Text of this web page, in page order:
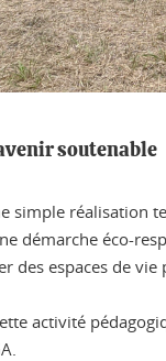
soutenable
simple réalisation
démarche éco-
des espaces de
activité